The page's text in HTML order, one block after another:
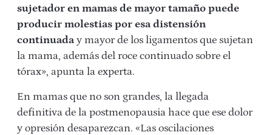
sujetador en mamas de mayor tamaño puede
producir molestias por esa distensión
continuada y mayor de los ligamentos que sujetan
la mama, además del roce continuado sobre el
tórax», apunta la experta.
En mamas que no son grandes, la llegada
definitiva de la postmenopausia hace que ese dolor
y opresión desaparezcan. «Las oscilaciones